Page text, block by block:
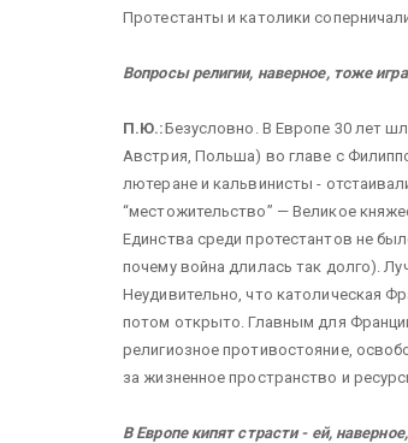
Протестанты и католики
Вопросы религии, наверное, тоже
П.Ю.:Безусловно. В Европе 30 лет
Австрия, Польша) во главе с
лютеране и кальвинисты -
“местожительство” — Великое
Единства среди протестантов не
почему война длилась так долго).
Неудивительно, что католическая
потом открыто. Главным для
религиозное противостояние,
за жизненное пространство и
В Европе кипят страсти - ей,